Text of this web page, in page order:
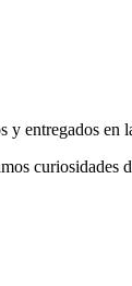
entregados en
curiosidades